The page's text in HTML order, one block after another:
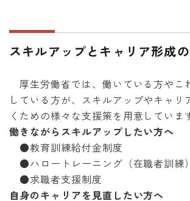
スキルアップとキャリア形成
厚生労働省では、働いている方やこ
している方が、スキルアップやキャリ
くための様々な支援策を用意していま
働きながらスキルアップしたい方へ
●教育訓練給付金制度
●ハロートレーニング（在職者訓練）
●求職者支援制度
自身のキャリアを見直したい方へ